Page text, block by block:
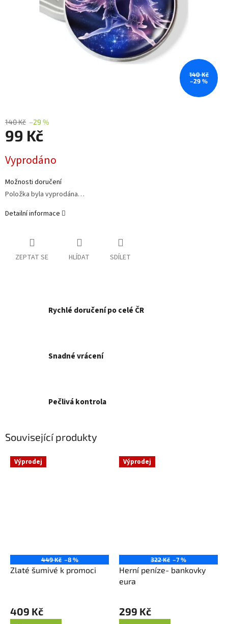
140 Kč
–29 %
140 Kč –29 %
99 Kč
cena:
Vyprodáno
Možnosti doručení
Položka byla vyprodána…
Detailní informace
ZEPTAT SE HLÍDAT SDÍLET
Rychlé doručení po celé ČR
Snadné vrácení
Pečlivá kontrola
Související produkty
Výprodej
449 Kč –8 %
Zlaté šumivé k promoci
409 Kč
Výprodej
322 Kč –7 %
Herní peníze- bankovky
eura
299 Kč